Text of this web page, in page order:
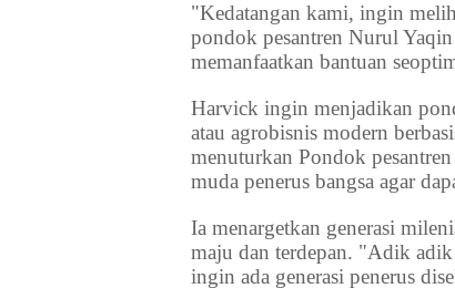
"Kedatangan kami, ingin
pondok pesantren Nurul
memanfaatkan bantuan
Harvick ingin menjadikan
atau agrobisnis modern
menuturkan Pondok
muda penerus bangsa agar
Ia menargetkan generasi
maju dan terdepan. "Adik adik
ingin ada generasi penerus